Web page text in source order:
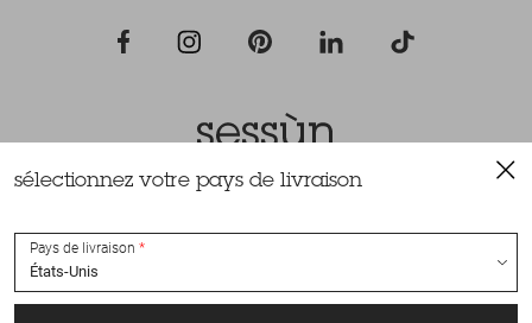
Tous droits réservés Sessùn 2022
sélectionnez votre pays de livraison
Pays de livraison